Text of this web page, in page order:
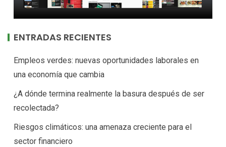
ENTRADAS RECIENTES
Empleos verdes: nuevas oportunidades laborales en
una economía que cambia
¿A dónde termina realmente la basura después de ser
recolectada?
Riesgos climáticos: una amenaza creciente para el
sector financiero